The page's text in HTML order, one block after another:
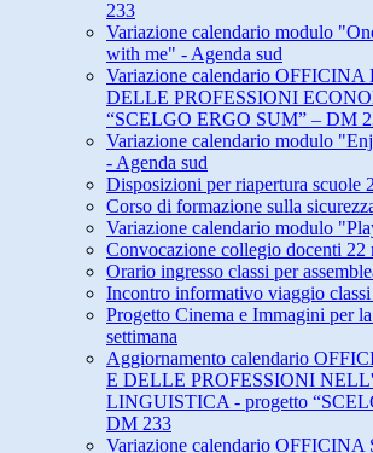
233
Variazione calendario modulo
with me" - Agenda sud
Variazione calendario
DELLE PROFESSIONI
“SCELGO ERGO SUM” – DM
Variazione calendario modulo
- Agenda sud
Disposizioni per riapertura scuole
Corso di formazione sulla
Variazione calendario modulo
Convocazione collegio docenti 22
Orario ingresso classi per
Incontro informativo viaggio classi
Progetto Cinema e Immagini per
settimana
Aggiornamento calendario
E DELLE PROFESSIONI
LINGUISTICA - progetto
DM 233
Variazione calendario OFFICINA